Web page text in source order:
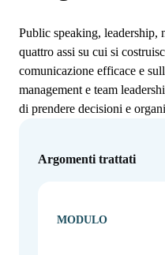
Public speaking, leadership,
quattro assi su cui si
comunicazione efficace e
management e team
di prendere decisioni e
Argomenti trattati
MODULO